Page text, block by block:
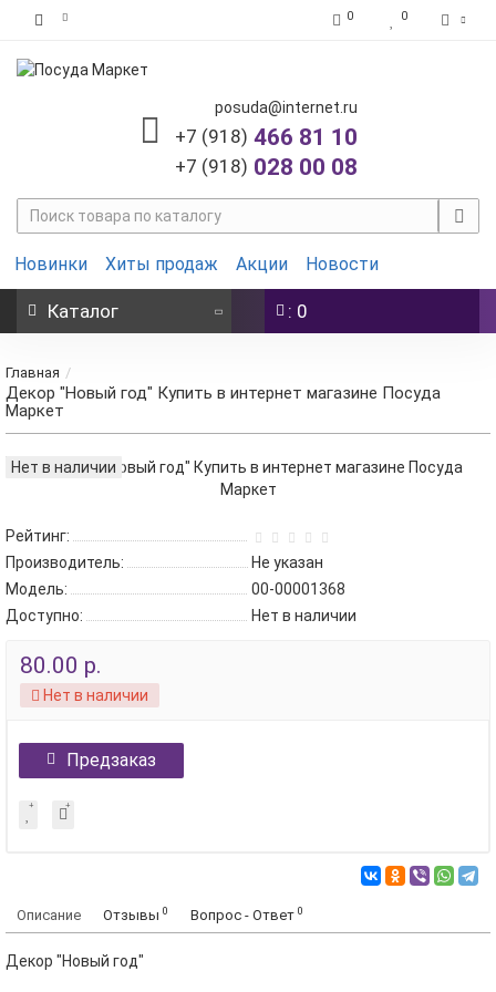
0 0
posuda@internet.ru
+7 (918) 466 81 10
+7 (918) 028 00 08
Новинки Хиты продаж Акции Новости
Каталог : 0
Главная
Декор "Новый год" Купить в интернет магазине Посуда
Маркет
Нет в наличии
Рейтинг:
Производитель:
Не указан
Модель:
00-00001368
Доступно:
Нет в наличии
80.00 р.
Нет в наличии
Предзаказ
Описание Отзывы 0 Вопрос - Ответ 0
Декор "Новый год"